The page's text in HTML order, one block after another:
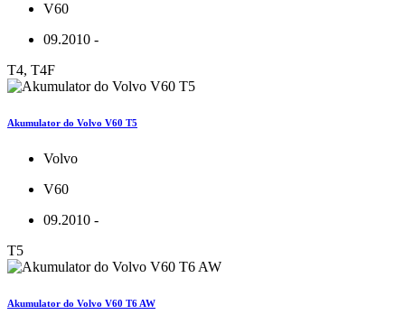
V60
09.2010 -
T4, T4F
Akumulator do Volvo V60 T5
Volvo
V60
09.2010 -
T5
Akumulator do Volvo V60 T6 AW